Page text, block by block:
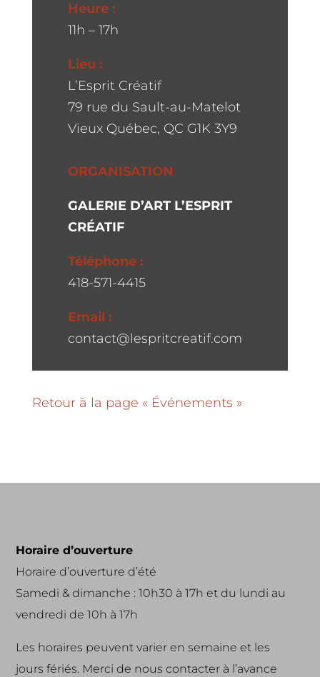
Heure :
11h – 17h
Lieu :
L’Esprit Créatif
79 rue du Sault-au-Matelot
Vieux Québec, QC G1K 3Y9
ORGANISATION
GALERIE D’ART L’ESPRIT
CRÉATIF
Téléphone :
418-571-4415
Email :
contact@lespritcreatif.com
Retour à la page « Événements »
Horaire d’ouverture
Horaire d’ouverture d’été
Samedi & dimanche : 10h30 à 17h et du lundi au
vendredi de 10h à 17h
Les horaires peuvent varier en semaine et les
jours fériés. Merci de nous contacter à l’avance